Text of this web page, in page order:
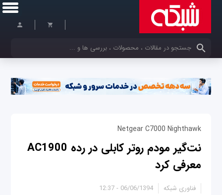
کلمات کلیدی خود را وارد کنید
Netgear C7000 Nighthawk
نت‌گیر مودم روتر کابلی در رده AC1900
معرفی کرد
06/06/1394 - 12:37 فناوری شبکه